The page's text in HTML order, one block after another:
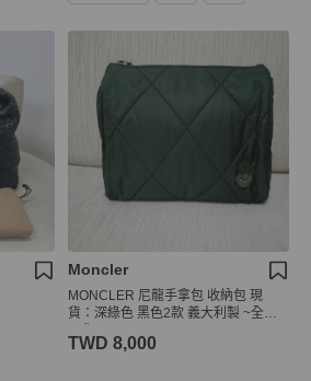
Moncler
MONCLER 尼龍手拿包 收納包 現
貨：深綠色 黑色2款 義大利製 ~全新
TWD 8,000